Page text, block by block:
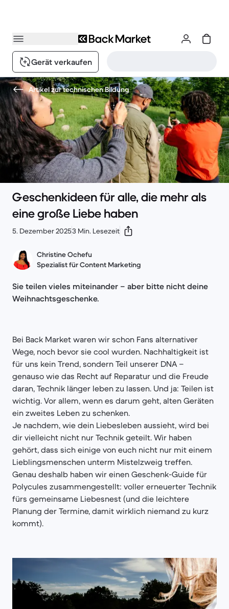
Gerät verkaufen
Artikel zur technischen Bildung
Geschenkideen für alle, die mehr als
eine große Liebe haben
5. Dezember 20253 Min. Lesezeit
Christine Ochefu
Spezialist für Content Marketing
Sie teilen vieles miteinander – aber bitte nicht deine
Weihnachtsgeschenke.
Bei Back Market waren wir schon Fans alternativer
Wege, noch bevor sie cool wurden. Nachhaltigkeit ist
für uns kein Trend, sondern Teil unserer DNA –
genauso wie das Recht auf Reparatur und die Freude
daran, Technik länger leben zu lassen. Und ja: Teilen ist
wichtig. Vor allem, wenn es darum geht, alten Geräten
ein zweites Leben zu schenken.
Je nachdem, wie dein Liebesleben aussieht, wird bei
dir vielleicht nicht nur Technik geteilt. Wir haben
gehört, dass sich einige von euch nicht nur mit einem
Lieblingsmenschen unterm Mistelzweig treffen.
Genau deshalb haben wir einen Geschenk-Guide für
Polycules zusammengestellt: voller erneuerter Technik
fürs gemeinsame Liebesnest (und die leichtere
Planung der Termine, damit wirklich niemand zu kurz
kommt).